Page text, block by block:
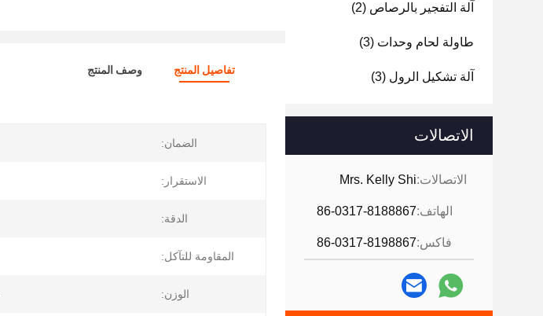
آلة التفجير بالرصاص (2)
طاولة لحام وحدات (3)
آلة تشكيل الرول (3)
الاتصالات
الاتصالات:Mrs. Kelly Shi
الهاتف:86-0317-8188867
فاكس:86-0317-8198867
تفاصيل المنتج وصف المنتج
الضمان:
الاستقرار:
الدقة:
المقاومة للتآكل:
الوزن: